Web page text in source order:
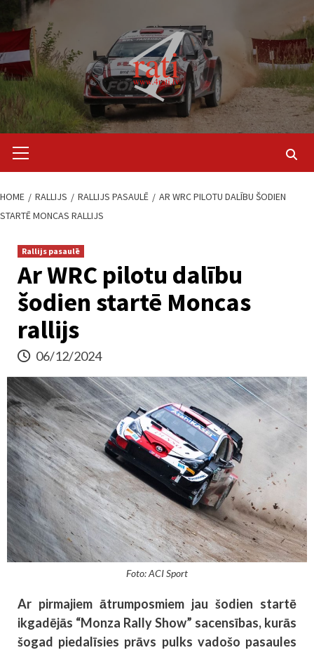
content
Menu
HOME RALLIJS RALLIJS PASAULĒ
AR WRC PILOTU DALĪBU ŠODIEN
STARTĒ MONCAS RALLIJS
Rallijs pasaulē
Ar WRC pilotu dalību
šodien startē Moncas
rallijs
06/12/2024
Foto: ACI Sport
Ar pirmajiem ātrumposmiem jau šodien startē
ikgadējās “Monza Rally Show” sacensības, kurās
šogad piedalīsies prāvs pulks vadošo pasaules